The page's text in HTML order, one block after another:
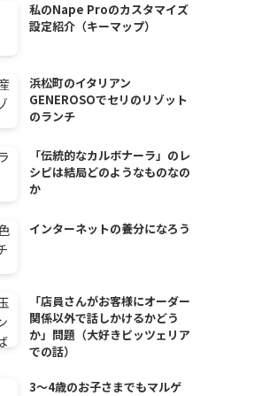
私のNape Proのカスタマイズ
設定紹介（キーマップ）
浜松町のイタリアン
GENEROSOでセリのリゾット
のランチ
「伝統的なカルボナーラ」のレ
シピは結局どのようなものなの
か
インターネットの養分になろう
「店員さんがお客様にオーダー
関係以外で話しかけるかどう
か」問題（大好きピッツェリア
での話）
3～4歳のお子さまでもマルゲ